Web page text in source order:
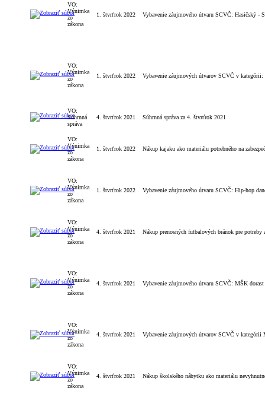
VO:
Výnimka
zo
zákona
1. štvrťrok 2022 Vybavenie záujmového útvaru SCVČ: Hasičský -
VO:
Výnimka
zo
zákona
1. štvrťrok 2022 Vybavenie záujmových útvarov SCVČ v
VO:
Súhrnná
správa
4. štvrťrok 2021 Súhrnná správa za 4. štvrťrok 2021
VO:
Výnimka
zo
zákona
1. štvrťrok 2022 Nákup kajaku ako materiálu potrebného na
VO:
Výnimka
zo
zákona
1. štvrťrok 2022 Vybavenie záujmového útvaru SCVČ: Hip-hop
VO:
Výnimka
zo
zákona
4. štvrťrok 2021 Nákup prenosných futbalových bránok pre
VO:
Výnimka
zo
zákona
4. štvrťrok 2021 Vybavenie záujmového útvaru SCVČ: MŠK
VO:
Výnimka
zo
zákona
4. štvrťrok 2021 Vybavenie záujmových útvarov SCVČ v
VO:
Výnimka
zo
zákona
4. štvrťrok 2021 Nákup školského nábytku ako materiálu